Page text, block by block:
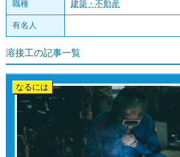
職種 建築・不動産
有名人
溶接工の記事一覧
なるには